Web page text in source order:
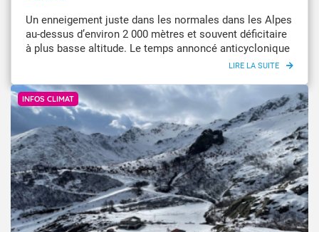
Un enneigement juste dans les normales dans les Alpes
au-dessus d’environ 2 000 mètres et souvent déficitaire
à plus basse altitude. Le temps annoncé anticyclonique
aura peu d'effet sur les hauteurs de neige sur la plupart
correct en altitude à partir d’environ 2 200 m – mais
déficitaire à plus basse altitude.
INFOS CLIMAT
Jérémy Gaudin